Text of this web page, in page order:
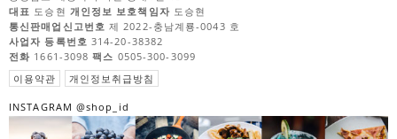
대표 도승현 개인정보 보호책임자 도승현
통신판매업신고번호 제 2022-충남계룡-0043 호
사업자 등록번호 314-20-38382
전화 1661-3098팩스 0505-300-3099
이용약관
개인정보취급방침
INSTAGRAM @shop_id